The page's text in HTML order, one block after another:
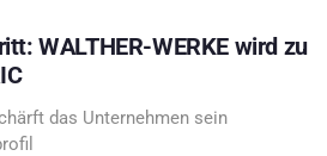
WALTHER-WERKE wird zu
das Unternehmen sein